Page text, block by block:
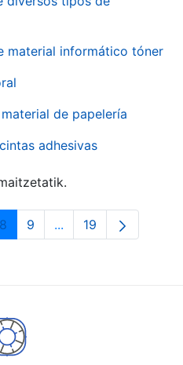
material informático tóner
de papelería
adhesivas
Pages Use TAB to
Orrialdea
8 Orrialdea
9 ...Intermediate Pages
Orrialdea
19